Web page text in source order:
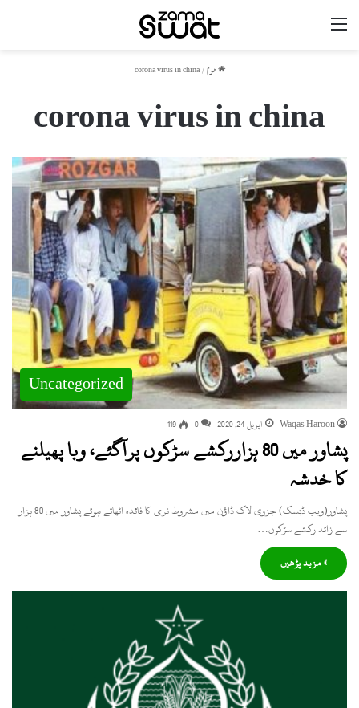
ھوم /
corona virus in china
corona virus in china
Uncategorized
Waqas Haroon اپریل 24, 2020 0
119
پشاور میں 80 ہزاررکشے سڑکوں پرآگئے، وبا پھیلنے
کا خدشہ
پشاور(ویب ڈیسک) جزوی لاک ڈاؤن میں مشروط نرمی کا فائدہ اٹھاتے ہوئے پشاور میں 80 ہزار
سے زائد رکشے سڑکوں…
» مزید پڑھیں